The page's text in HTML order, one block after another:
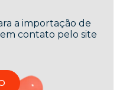
a importação de
contato pelo site